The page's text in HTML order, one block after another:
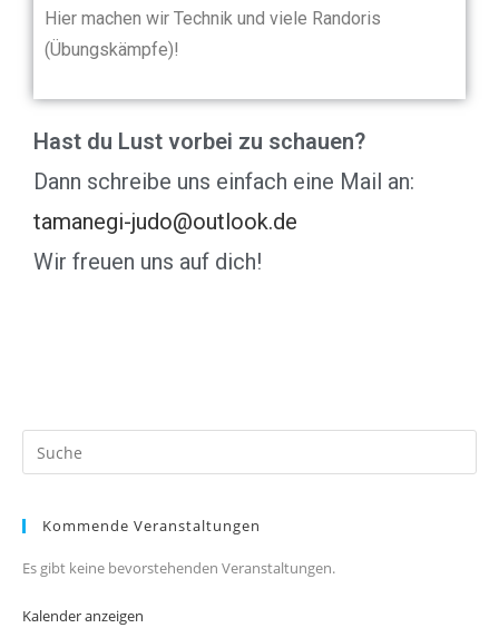
Hier machen wir Technik und viele Randoris
(Übungskämpfe)!
Hast du Lust vorbei zu schauen?
Dann schreibe uns einfach eine Mail an:
tamanegi-judo@outlook.de
Wir freuen uns auf dich!
Kommende Veranstaltungen
Es gibt keine bevorstehenden Veranstaltungen.
Kalender anzeigen